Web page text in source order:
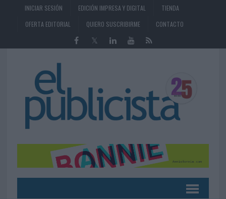
INICIAR SESIÓN EDICIÓN IMPRESA Y DIGITAL
TIENDA
OFERTA EDITORIAL
QUIERO SUSCRIBIRME CONTACTO